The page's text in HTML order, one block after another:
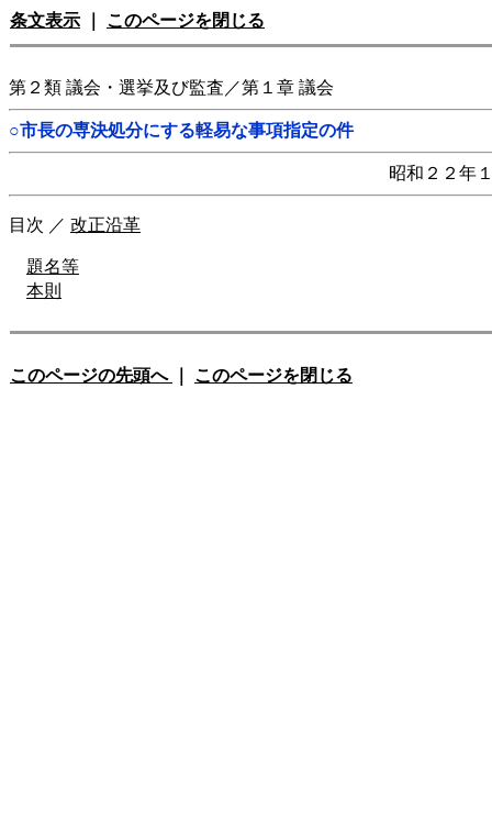
条文表示 このページを閉じる
第２類 議会・選挙及び監査／第１章 議会
○市長の専決処分にする軽易な事項指定の件
昭和２２年
目次 ／ 改正沿革
題名等
本則
このページの先頭へ このページを閉じる